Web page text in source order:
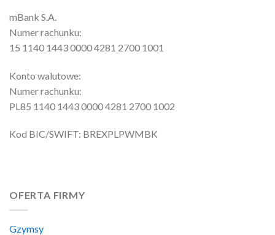
mBank S.A.
Numer rachunku:
15 1140 1443 0000 4281 2700 1001
Konto walutowe:
Numer rachunku:
PL85 1140 1443 0000 4281 2700 1002
Kod BIC/SWIFT: BREXPLPWMBK
OFERTA FIRMY
Gzymsy